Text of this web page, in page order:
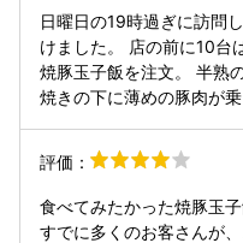
か楽しい食事でした。
かった！元祖の店だし土
んだろうな。悪あがきで
ました。デザートに杏仁豆
日曜日の19時過ぎに訪問
けました。 店の前に10台
焼豚玉子飯を注文。 半熟
焼きの下に薄めの豚肉が
豚玉子飯辛玉を頼みまし
まったのか全然辛くなか
手頃でご当地グルメを食
評価：
食べてみたかった焼豚玉
すでに多くのお客さんが、、、 おひとり様だったの